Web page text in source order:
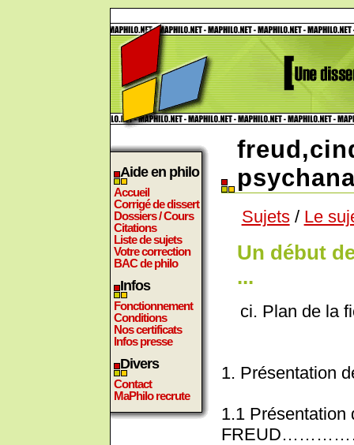
Aide en philo
Accueil
Corrigé de dissert
Dossiers / Cours
Citations
Liste de sujets
Votre correction
BAC de philo
Infos
Fonctionnement
Conditions
Nos certificats
Infos presse
Divers
Contact
MaPhilo recrute
Sujets/ Le
Un début
...
ci. Plan de la
1. Présentation
1.1 Présentation